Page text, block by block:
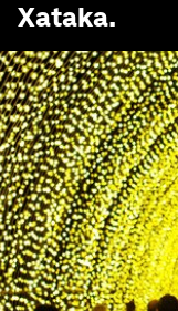
Xataka.